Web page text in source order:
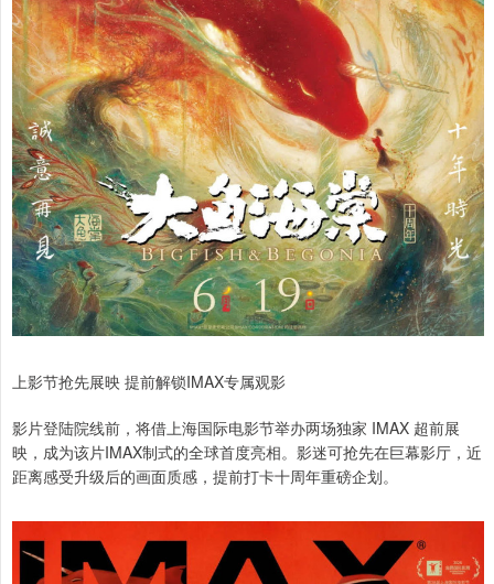
上影节抢先展映 提前解锁IMAX专属观影
影片登陆院线前，将借上海国际电影节举办两场独家 IMAX 超前展
映，成为该片IMAX制式的全球首度亮相。影迷可抢先在巨幕影厅，近
距离感受升级后的画面质感，提前打卡十周年重磅企划。